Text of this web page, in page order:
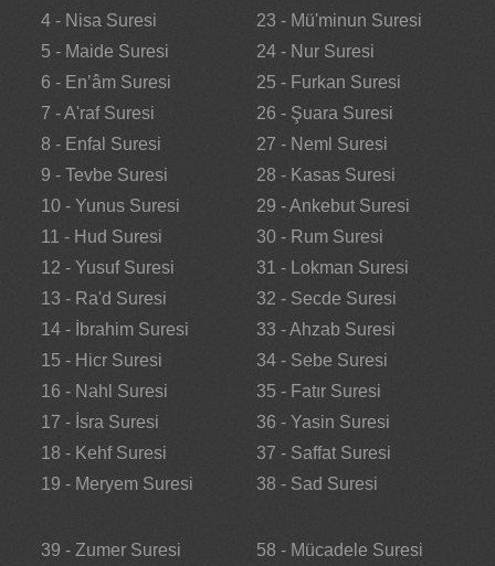
4 - Nisa Suresi
5 - Maide Suresi
6 - En’âm Suresi
7 - A'raf Suresi
8 - Enfal Suresi
9 - Tevbe Suresi
10 - Yunus Suresi
11 - Hud Suresi
12 - Yusuf Suresi
13 - Ra'd Suresi
14 - İbrahim Suresi
15 - Hicr Suresi
16 - Nahl Suresi
17 - İsra Suresi
18 - Kehf Suresi
19 - Meryem Suresi
23 - Mü'minun Suresi
24 - Nur Suresi
25 - Furkan Suresi
26 - Şuara Suresi
27 - Neml Suresi
28 - Kasas Suresi
29 - Ankebut Suresi
30 - Rum Suresi
31 - Lokman Suresi
32 - Secde Suresi
33 - Ahzab Suresi
34 - Sebe Suresi
35 - Fatır Suresi
36 - Yasin Suresi
37 - Saffat Suresi
38 - Sad Suresi
39 - Zumer Suresi
58 - Mücadele Suresi